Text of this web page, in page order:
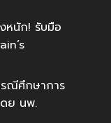
หนัก! รับมือ
รณีศึกษาการ
ดย นพ.